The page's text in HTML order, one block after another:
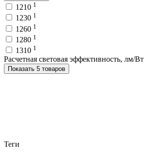
1210 1
1230 1
1260 1
1280 1
1310 1
Расчетная световая эффективность, лм/Вт
Показать 5 товаров
Теги